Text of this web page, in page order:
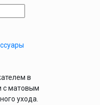
в
с матовым
ухода.